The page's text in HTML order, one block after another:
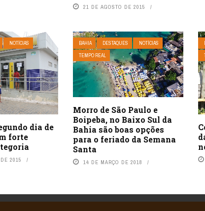
21 DE AGOSTO DE 2015
NOTÍCIAS
dia de
forte
2015
BAHIA DESTAQUES
NOTÍCIAS
TEMPO REAL
Morro de São Paulo e
Boipeba, no Baixo Sul da
Bahia são boas opções
para o feriado da Semana
Santa
14 DE MARÇO DE 2018